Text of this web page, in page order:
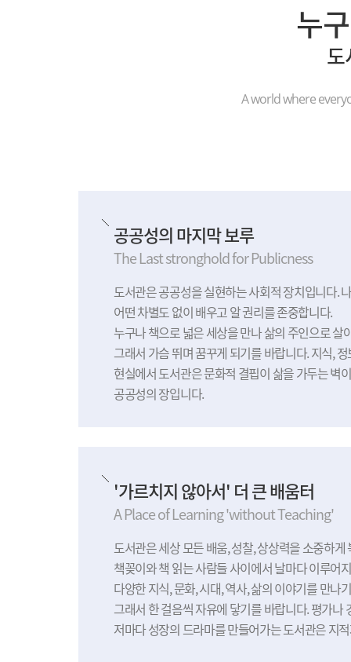
누
도
A world where
공공성의 마지막 보루
The Last stronghold for Publicness
도서관은 공공성을 실현하는 사회적 장치입니다.
어떤 차별도 없이 배우고 알 권리를 존중합니다.
누구나 책으로 넓은 세상을 만나 삶의 주인으로
그래서 가슴 뛰며 꿈꾸게 되기를 바랍니다. 지식,
현실에서 도서관은 문화적 결핍이 삶을 가두는 벽
공공성의 장입니다.
'가르치지 않아서' 더 큰 배움터
A Place of Learning 'without Teaching'
도서관은 세상 모든 배움, 성찰, 상상력을 소중하
책꽂이와 책 읽는 사람들 사이에서 날마다 이루
다양한 지식, 문화, 시대, 역사, 삶의 이야기를 만
그래서 한 걸음씩 자유에 닿기를 바랍니다. 평가
저마다 성장의 드라마를 만들어가는 도서관은 지